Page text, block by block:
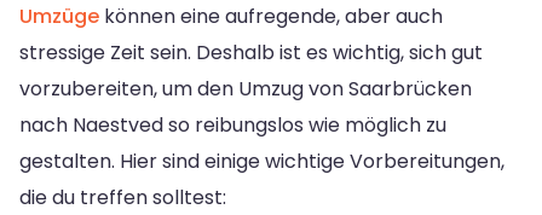
Umzüge können eine aufregende, aber auch
stressige Zeit sein. Deshalb ist es wichtig, sich gut
vorzubereiten, um den Umzug von Saarbrücken
nach Naestved so reibungslos wie möglich zu
gestalten. Hier sind einige wichtige Vorbereitungen,
die du treffen solltest: